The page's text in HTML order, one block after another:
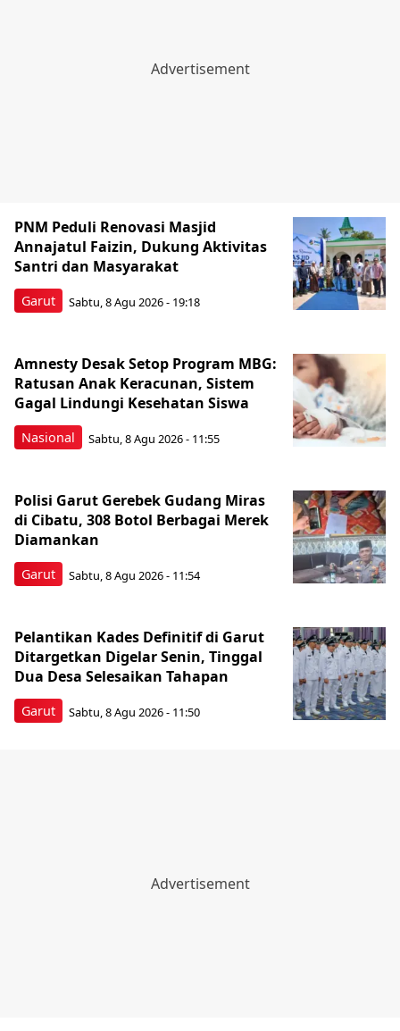
Garut
PNM Peduli Renovasi Masjid
Annajatul Faizin, Dukung Aktivitas
Santri dan Masyarakat
Sabtu, 8 Agu 2026 - 19:18
Nasional
Amnesty Desak Setop Program MBG:
Ratusan Anak Keracunan, Sistem
Gagal Lindungi Kesehatan Siswa
Sabtu, 8 Agu 2026 - 11:55
Garut
Polisi Garut Gerebek Gudang Miras
di Cibatu, 308 Botol Berbagai Merek
Diamankan
Sabtu, 8 Agu 2026 - 11:54
Garut
Pelantikan Kades Definitif di Garut
Ditargetkan Digelar Senin, Tinggal
Dua Desa Selesaikan Tahapan
Sabtu, 8 Agu 2026 - 11:50